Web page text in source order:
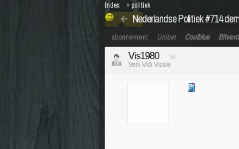
Nederlandse Politiek #714
Index » politiek
abonnement Unibet Coolblue Bitvavo
Vis1980
Veni Vidi Vissie